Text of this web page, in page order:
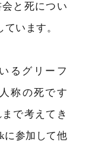
会と死につい
います。
るグリーフ
称の死です
で考えてき
に参加して他